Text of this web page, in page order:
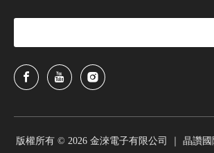
版權所有 © 2026金淶電子有限公司 ｜ 晶讚國